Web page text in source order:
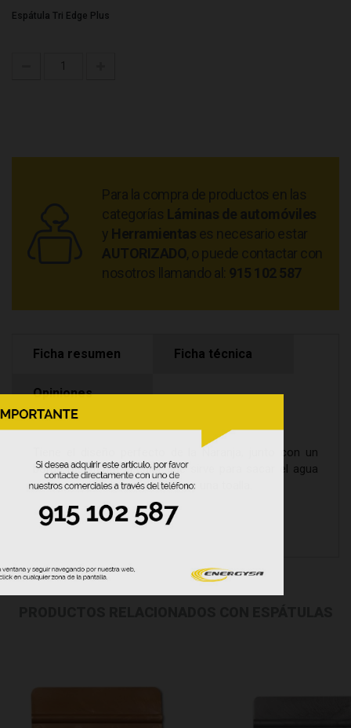
Espátula Tri Edge Plus
Para la compra de productos en las
categorías Láminas de automóviles
y Herramientas es necesario estar
AUTORIZADO, o puede contactar con
nosotros llamando al: 915 102 587
Ficha resumen Ficha técnica
Opiniones
Tiene el diseño perfecto de la Naranja, junto con un
borde resistente al calor que sirve para sacar el agua
sin necesidad de envolverla con una toalla.